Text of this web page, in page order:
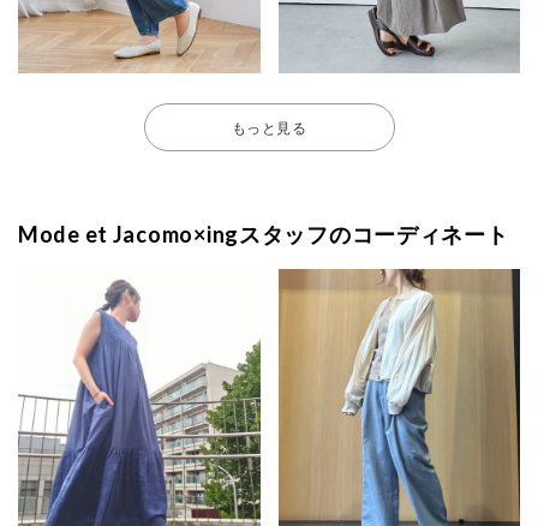
もっと見る
Mode et Jacomo×ingスタッフのコーディネート